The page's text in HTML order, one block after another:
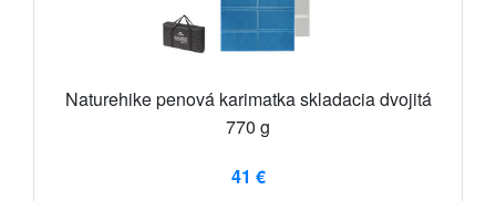
Naturehike penová karimatka skladacia dvojitá
770 g
41 €